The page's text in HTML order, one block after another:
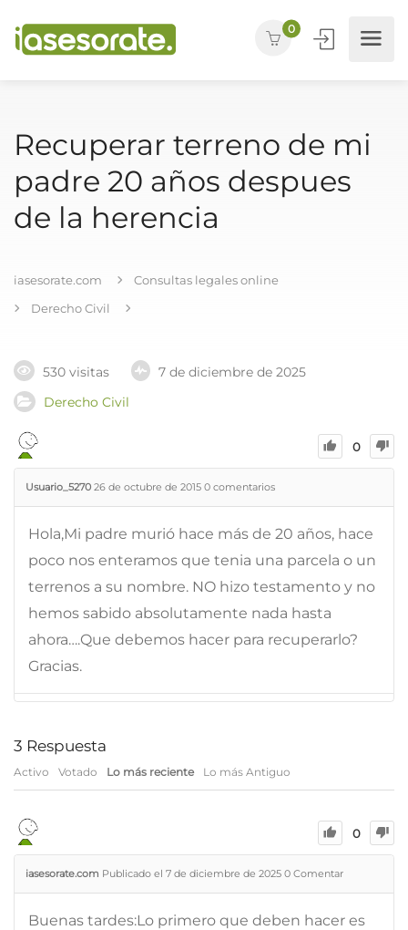
0
Recuperar terreno de mi
padre 20 años despues
de la herencia
iasesorate.com
Consultas legales online
Derecho Civil
530 visitas
7 de diciembre de 2025
Derecho Civil
0
Usuario_5270 26 de octubre de 2015 0 comentarios
Hola,Mi padre murió hace más de 20 años, hace
poco nos enteramos que tenia una parcela o un
terrenos a su nombre. NO hizo testamento y no
hemos sabido absolutamente nada hasta
ahora….Que debemos hacer para recuperarlo?
Gracias.
3 Respuesta
Activo Votado Lo más reciente Lo más Antiguo
0
iasesorate.com Publicado el 7 de diciembre de 2025 0 Comentar
Buenas tardes:Lo primero que deben hacer es